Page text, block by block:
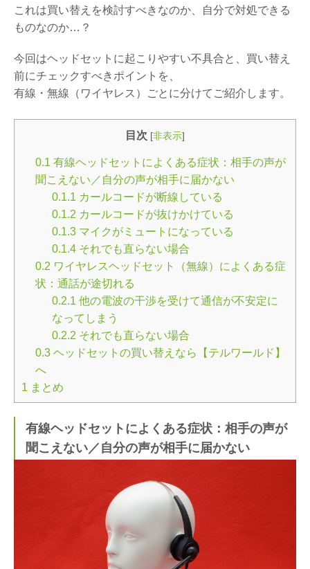
これは買い替えを検討すべきなのか、自分で対処できる
ものなのか…？
今回はヘッドセットに起こりやすい不具合と、買い替え
前にチェックすべきポイントを、
有線・無線（ワイヤレス）ごとに分けてご紹介します。
目次 [非表示]
0.1 有線ヘッドセットによくある症状：相手の声が
聞こえない／自分の声が相手に届かない
0.1.1 カールコードが断線している
0.1.2 カールコードが抜けかけている
0.1.3マイクがミュートになっている
0.1.4それでも直らない場合
0.2 ワイヤレスヘッドセット（無線）によくある症
状：通話が途切れる
0.2.1 他の電波の干渉を受けて通信が不安定に
なってしまう
0.2.2 それでも直らない場合
0.3ヘッドセットの買い替えなら【テルワールド】
へ
1 まとめ
有線ヘッドセットによくある症状：相手の声が
聞こえない／自分の声が相手に届かない